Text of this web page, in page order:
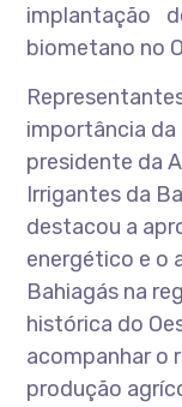
implantação
biometano no
importância da
presidente da
Irrigantes da
destacou a
energético e o
Bahiagás na
histórica do
acompanhar o
produção